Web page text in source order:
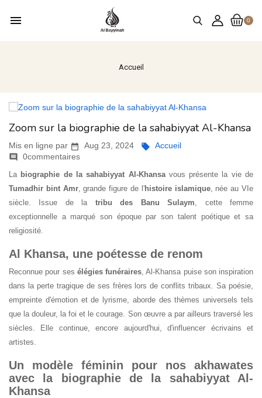
0
menu
Accueil
Zoom sur la biographie de la sahabiyyat Al-Khansa
Mis en ligne par  Aug 23, 2024  Accueil

0commentaires
La biographie de la sahabiyyat Al-Khansavous présente la vie de
Tumadhir bint Amr, grande figure de l'histoire islamique, née au VIe
siècle. Issue de la tribu des Banu Sulaym , cette femme
exceptionnelle a marqué son époque par son talent poétique et sa
religiosité.
Al Khansa, une poétesse de renom
Reconnue pour ses élégies funéraires , Al-Khansa puise son inspiration
dans la perte tragique de ses frères lors de conflits tribaux. Sa poésie,
empreinte d'émotion et de lyrisme, aborde des thèmes universels tels
que la douleur, la foi et le courage. Son œuvre a par ailleurs traversé les
siècles. Elle continue, encore aujourd'hui, d'influencer écrivains et
artistes.
Un modèle féminin pour nos akhawates
avec la biographie de la sahabiyyat Al-
Khansa